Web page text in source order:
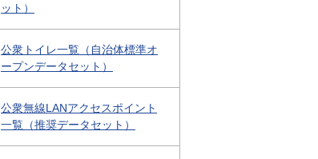
ット）
公衆トイレ一覧（自治体標準オ
ープンデータセット）
公衆無線LANアクセスポイント
一覧（推奨データセット）